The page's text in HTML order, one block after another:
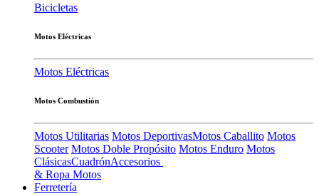
Bicicletas
Motos Eléctricas
Motos Eléctricas
Motos Combustión
Motos Utilitarias Motos DeportivasMotos Caballito Motos
Scooter Motos Doble Propósito Motos Enduro Motos
ClásicasCuadrónAccesorios
& Ropa Motos
Ferretería